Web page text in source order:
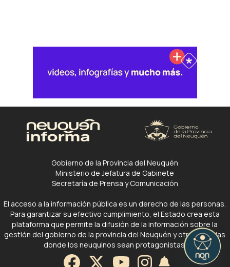
Gobierno de la Provincia del Neuquén
Ministerio de Jefatura de Gabinete
Secretaría de Prensa y Comunicación
El acceso a la información pública es un derecho de las personas.
Para garantizar su efectivo cumplimiento, el Estado crea esta
plataforma que permite la difusión de la información sobre la
gestión del gobierno de la provincia del Neuquén y otras noticias
donde los neuquinos sean protagonistas.